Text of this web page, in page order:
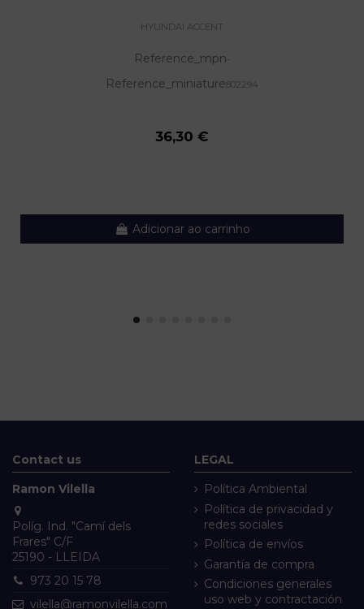
HYUNDAI ACCENT
Reference_mpn-
Reference_miniature802294
36,30 €
Adicionar ao carrinho
Contact us
Ramon Vilella
Políg. Ind. "Camí dels
Frares" C/F
25190 - LLEIDA
973 20 15 78
vilella@ramonvilella.com
LEGAL
Política Ambiental
Política de privacidad y
redes sociales
Política de envíos
Garantía de compra
Condiciones generales
uso web y contractación